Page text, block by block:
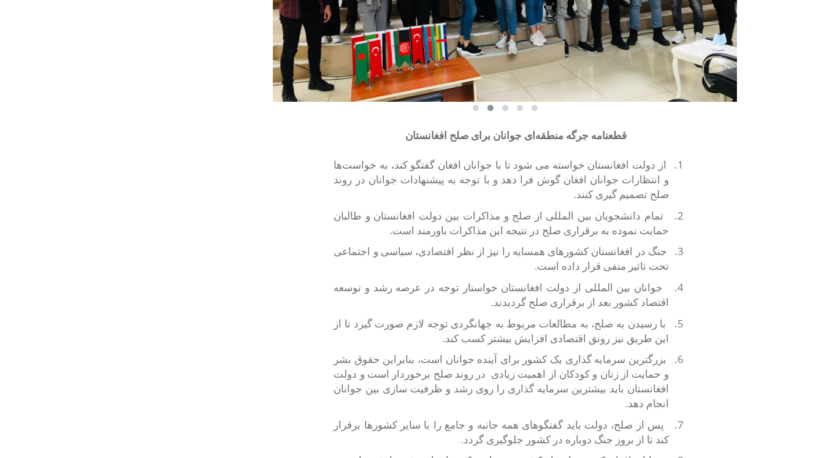
قطعنامه جرگه منطقه‌ای جوانان برای صلح افغانستان
1.
از دولت افغانستان خواسته می شود تا با جوانان افغان گفتگو کند، به خواست‌ها
و انتظارات جوانان افغان گوش فرا دهد و با توجه به پیشنهادات جوانان در روند
صلح تصمیم گیری کنند.
2.
تمام دانشجویان بین المللی از صلح و مذاکرات بین دولت افغانستان و طالبان
حمایت نموده به برقراری صلح در نتیجه این مذاکرات باورمند است.
3.
جنگ در افغانستان کشور‌های همسایه را نیز از نظر افتصادی، سیاسی و اجتماعی
تحت تاثیر منفی قرار داده است.
4.
جوانان بین المللی از دولت افغانستان خواستار توجه در عرصه رشد و توسعه
اقتصاد کشور بعد از برقراری صلح گردیدند.
5.
با رسیدن به صلح، به مطالعات مربوط به جهانگردی توجه لازم صورت گیرد تا از
این طریق نیز رونق اقتصادی افزایش بیشتر کسب کند.
6.
بزرگترین سرمایه گذاری یک کشور برای آینده جوانان است، بنابراین حقوق بشر
و حمایت از زنان و کودکان از اهمیت زیادی در روند صلح برخوردار است و دولت
افغانستان باید بیشترین سرمایه گذاری را روی رشد و ظرفیت سازی بین جوانان
انجام دهد.
7.
پس از صلح، دولت باید گفتگو‌های همه جانبه و جامع را با سایر کشور‌ها برقرار
کند تا از بروز جنگ دوباره در کشور جلوگیری گردد.